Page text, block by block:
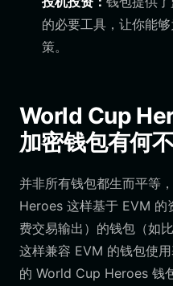
的必要工具，让你能
策。
World Cup
加密钱包有何
并非所有钱包都生而平等
Heroes 这样基于 EVM 的
费交易输出）的钱包（如
这样兼容 EVM 的钱包使
的 World Cup Heroes 钱